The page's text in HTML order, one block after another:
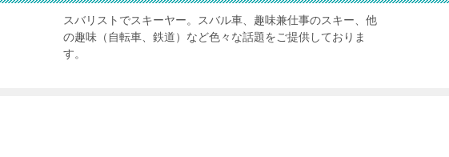
スバリストでスキーヤー。スバル車、趣味兼仕事のスキー、他
の趣味（自転車、鉄道）など色々な話題をご提供しておりま
す。